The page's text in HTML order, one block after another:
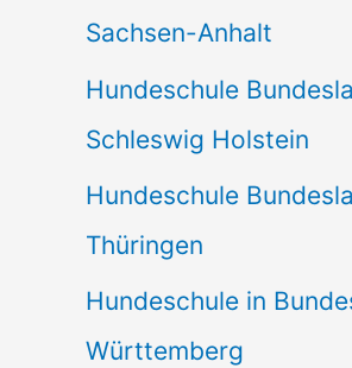
Sachsen-Anhalt
Hundeschule
Schleswig Holstein
Hundeschule
Thüringen
Hundeschule in
Württemberg